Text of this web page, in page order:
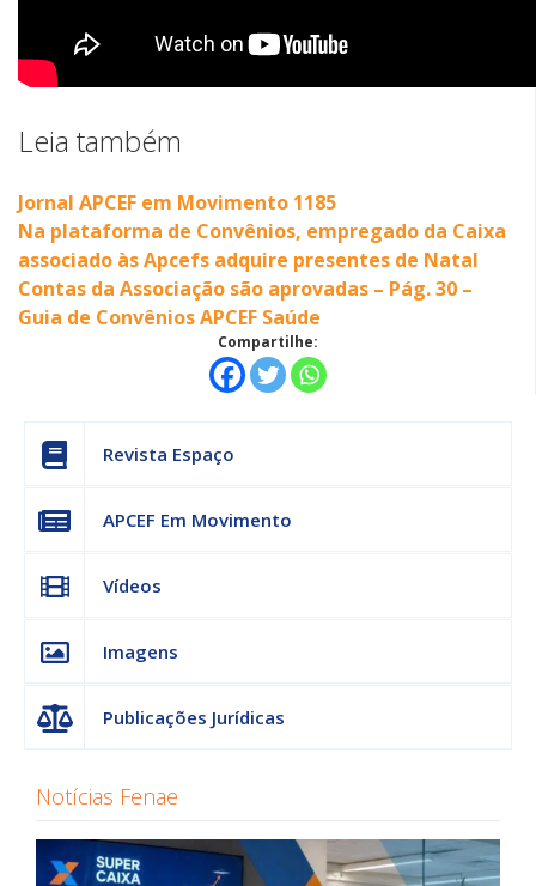
Leia também
Jornal APCEF em Movimento 1185
Na plataforma de Convênios, empregado da Caixa
associado às Apcefs adquire presentes de Natal
Contas da Associação são aprovadas – Pág. 30 –
Guia de Convênios APCEF Saúde
Compartilhe:
Revista Espaço
APCEF Em Movimento
Vídeos
Imagens
Publicações Jurídicas
Notícias Fenae